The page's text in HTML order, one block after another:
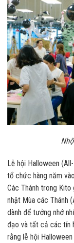
Lễ hội Halloween
tổ chức hàng năm
Các Thánh trong Kito
nhật Mùa các Thánh
dành để tưởng nhớ
đạo và tất cả các tín
rằng lễ hội